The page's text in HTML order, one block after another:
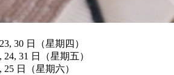
30 日（星期四）
24, 31 日（星期五）
25 日（星期六）